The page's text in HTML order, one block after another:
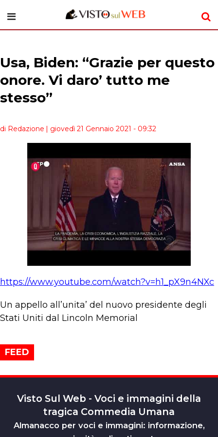
Usa, Biden: “Grazie per questo
onore. Vi daro’ tutto me
stesso”
di Redazione | giovedì 21 Gennaio 2021 - 09:32
https://www.youtube.com/watch?v=h1_pX9n4NXc
Un appello all’unita’ del nuovo presidente degli
Stati Uniti dal Lincoln Memorial
FEED
Visto Sul Web - Voci e immagini della
tragica Commedia Umana
Almanacco per voci e immagini: informazione,